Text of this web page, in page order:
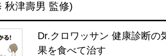
秋津壽男 監修)
Dr.クロワッサン 健康診断の
果を食べて治す